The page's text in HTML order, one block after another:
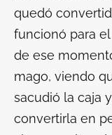
quedó
funcionó para
de ese
mago, viendo
sacudió la caja
convertirla en